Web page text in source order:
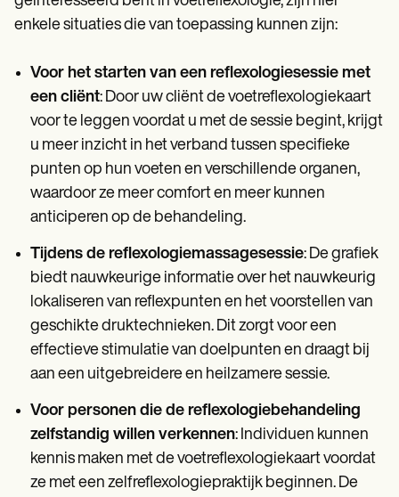
enkele situaties die van toepassing kunnen zijn:
Voor het starten van een reflexologiesessie met
een cliënt: Door uw cliënt de voetreflexologiekaart
voor te leggen voordat u met de sessie begint, krijgt
u meer inzicht in het verband tussen specifieke
punten op hun voeten en verschillende organen,
waardoor ze meer comfort en meer kunnen
anticiperen op de behandeling.
Tijdens de reflexologiemassagesessie: De grafiek
biedt nauwkeurige informatie over het nauwkeurig
lokaliseren van reflexpunten en het voorstellen van
geschikte druktechnieken. Dit zorgt voor een
effectieve stimulatie van doelpunten en draagt bij
aan een uitgebreidere en heilzamere sessie.
Voor personen die de reflexologiebehandeling
zelfstandig willen verkennen: Individuen kunnen
kennis maken met de voetreflexologiekaart voordat
ze met een zelfreflexologiepraktijk beginnen. De